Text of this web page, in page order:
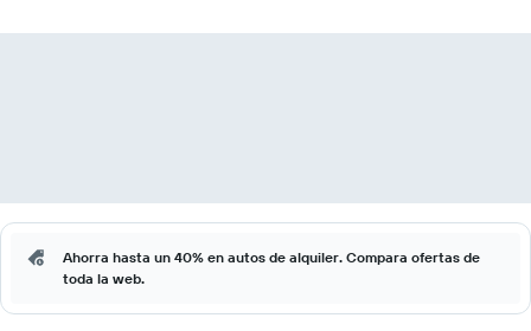
Ahorra hasta un 40% en autos de alquiler. Compara ofertas de
toda la web.